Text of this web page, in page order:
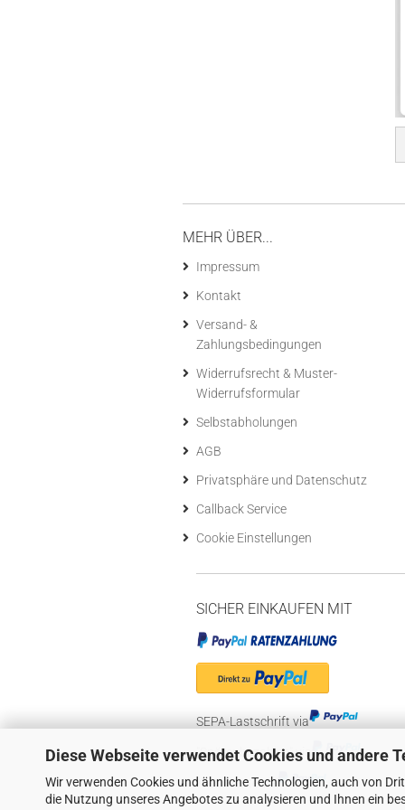
Diese Webseite verwendet Cookies und andere
Wir verwenden Cookies und ähnliche Technologien, auch von
die Nutzung unseres Angebotes zu analysieren und Ihnen ein
MEHR ÜBER...
Impressum
Kontakt
Versand- &
Zahlungsbedingungen
Widerrufsrecht & Muster-
Widerrufsformular
Selbstabholungen
AGB
Privatsphäre und Datenschutz
Callback Service
Cookie Einstellungen
SICHER EINKAUFEN MIT
SEPA-Lastschrift via
"Später bezahlen" via
Kreditkarte via